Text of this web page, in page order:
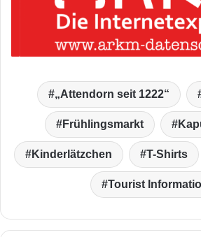
„Attendorn seit 1222“
Frühlingsmarkt
Kinderlätzchen T-Shirts
Tourist